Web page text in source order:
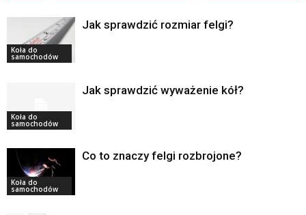
Koła do
samochodów
Jak sprawdzić rozmiar felgi?
Koła do
samochodów
Jak sprawdzić wyważenie kół?
Koła do
samochodów
Co to znaczy felgi rozbrojone?